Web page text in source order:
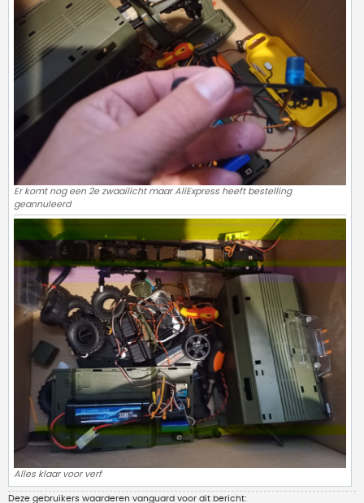
Er komt nog een 2e zwaailicht maar AliExpress heeft bestelling
geannuleerd
Alles klaar voor verf
Deze gebruikers waarderen vanguard voor dit bericht: